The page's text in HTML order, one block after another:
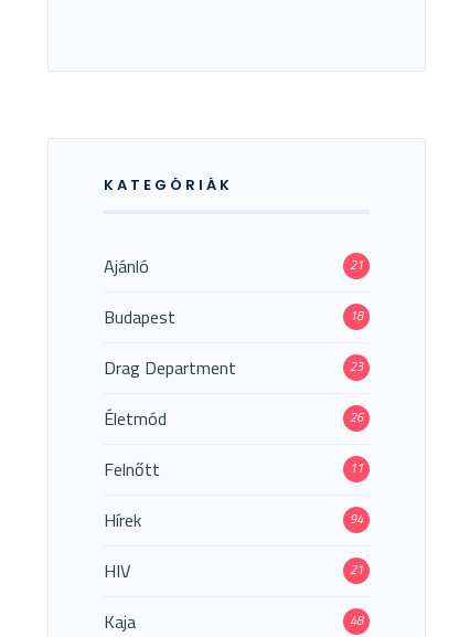
KATEGÓRIÁK
Ajánló 21
Budapest 18
Drag Department 23
Életmód 26
Felnőtt 11
Hírek 94
HIV 21
Kaja 48